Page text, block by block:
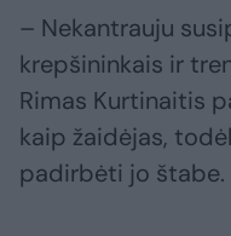
– Nekantrauju
krepšininkais ir
Rimas Kurtinaitis
kaip žaidėjas,
padirbėti jo štabe.